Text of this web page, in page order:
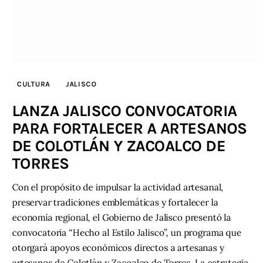
CULTURA JALISCO
LANZA JALISCO CONVOCATORIA
PARA FORTALECER A ARTESANOS
DE COLOTLÁN Y ZACOALCO DE
TORRES
Con el propósito de impulsar la actividad artesanal,
preservar tradiciones emblemáticas y fortalecer la
economía regional, el Gobierno de Jalisco presentó la
convocatoria “Hecho al Estilo Jalisco”, un programa que
otorgará apoyos económicos directos a artesanas y